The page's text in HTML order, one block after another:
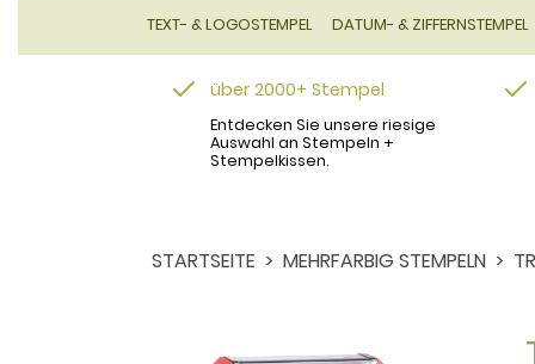
TEXT- & LOGOSTEMPEL DATUM- & ZIFFERNSTEMPEL
über 2000+ Stempel
Entdecken Sie unsere riesige
Auswahl an Stempeln +
Stempelkissen.
STARTSEITE MEHRFARBIG STEMPELN